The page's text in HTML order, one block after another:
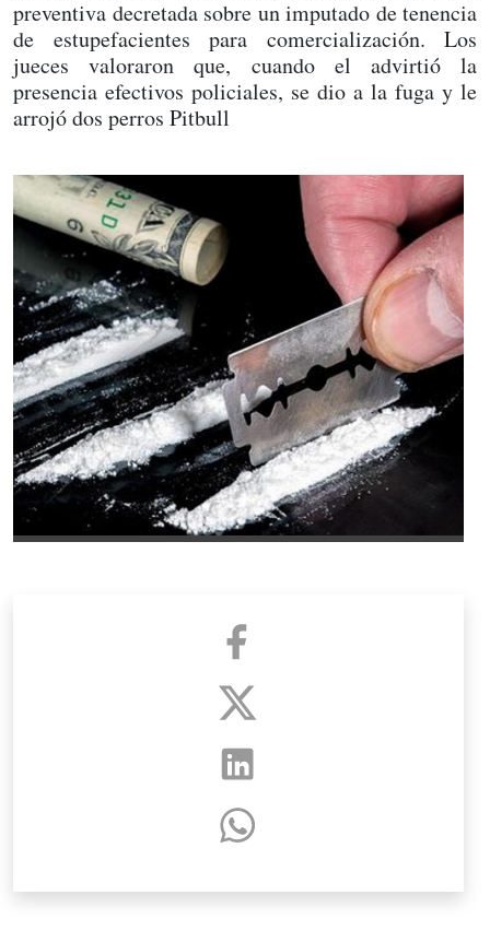
preventiva decretada sobre un imputado de tenencia
de estupefacientes para comercialización. Los
jueces valoraron que, cuando el advirtió la
presencia efectivos policiales, se dio a la fuga y le
arrojó dos perros Pitbull